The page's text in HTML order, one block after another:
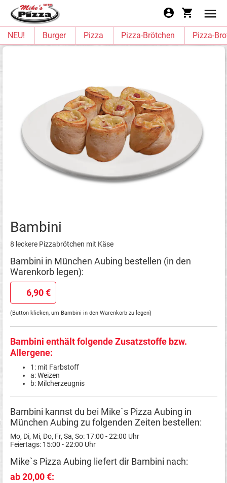
NEU! Burger Pizza Pizza-Brötchen Pizza-
Bambini
8 leckere Pizzabrötchen mit Käse
Bambini in München Aubing bestellen (in den
Warenkorb legen):
6,90 €
(Button klicken, um Bambini in den Warenkorb zu legen)
Bambini enthält folgende Zusatzstoffe bzw.
Allergene:
1: mit Farbstoff
a: Weizen
b: Milcherzeugnis
Bambini kannst du bei Mike`s Pizza Aubing in
München Aubing zu folgenden Zeiten bestellen:
Mo, Di, Mi, Do, Fr, Sa, So: 17:00 - 22:00 Uhr
Feiertags: 15:00 - 22:00 Uhr
Mike`s Pizza Aubing liefert dir Bambini nach:
ab 20,00 €: